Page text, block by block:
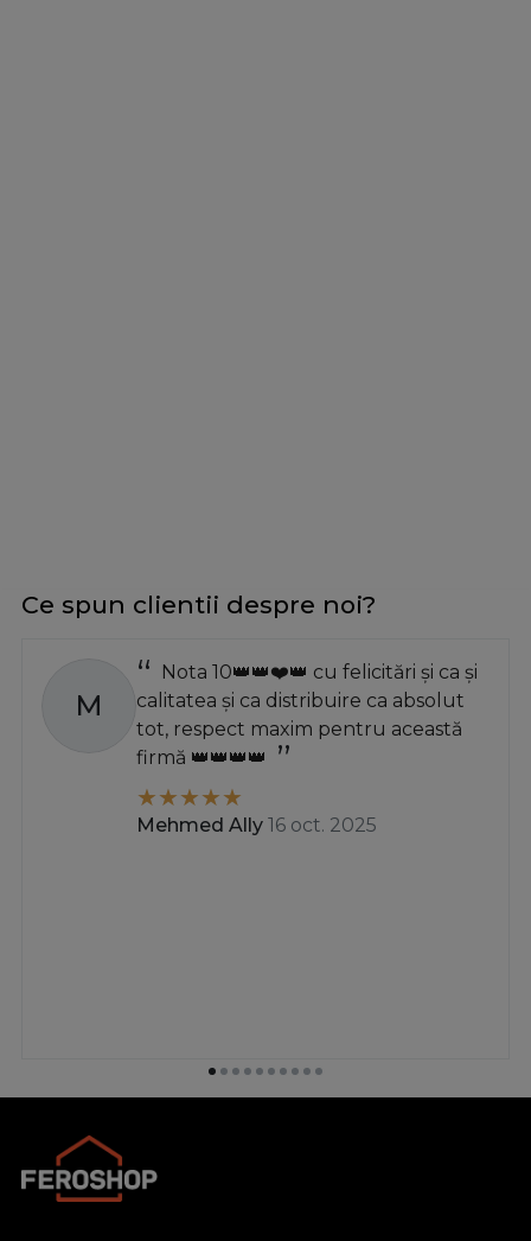
Ce spun clientii despre noi?
M
Nota 10👑👑❤️👑 cu felicitări și ca și
calitatea și ca distribuire ca absolut
tot, respect maxim pentru această
firmă 👑👑👑👑
Mehmed Ally 16 oct. 2025